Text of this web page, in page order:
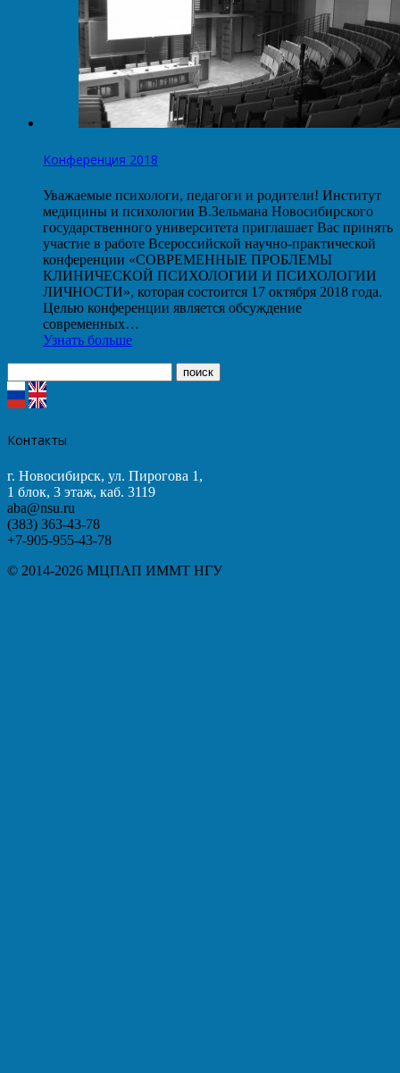
Конференция 2018
Уважаемые психологи, педагоги и родители! Институт
медицины и психологии В.Зельмана Новосибирского
государственного университета приглашает Вас принять
участие в работе Всероссийской научно-практической
конференции «СОВРЕМЕННЫЕ ПРОБЛЕМЫ
КЛИНИЧЕСКОЙ ПСИХОЛОГИИ И ПСИХОЛОГИИ
ЛИЧНОСТИ», которая состоится 17 октября 2018 года.
Целью конференции является обсуждение
современных…
Узнать больше
Контакты
г. Новосибирск, ул. Пирогова 1,
1 блок, 3 этаж, каб. 3119
aba@nsu.ru
(383) 363-43-78
+7-905-955-43-78
© 2014-2026 МЦПАП ИММТ НГУ